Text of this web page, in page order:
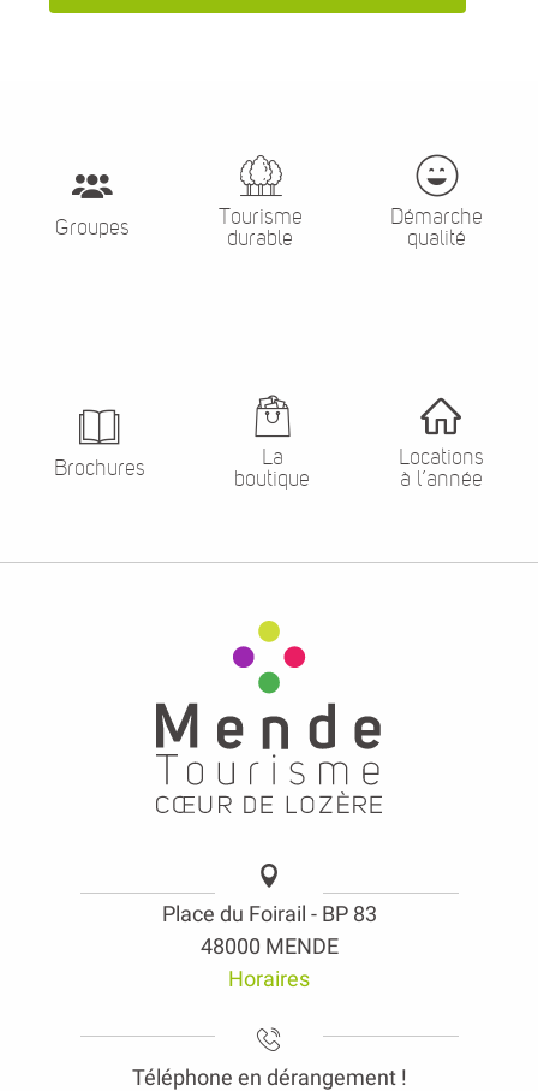
Groupes
Tourisme
durable
Démarche
qualité
Brochures
La
boutique
Locations
à l’année
Place du Foirail - BP 83
48000 MENDE
Horaires
Téléphone en dérangement !